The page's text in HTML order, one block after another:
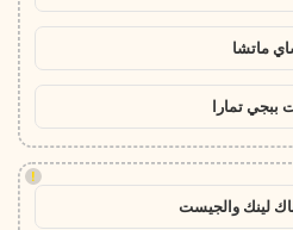
ماتشا
ببجي تمارا
!
لينك والجيست